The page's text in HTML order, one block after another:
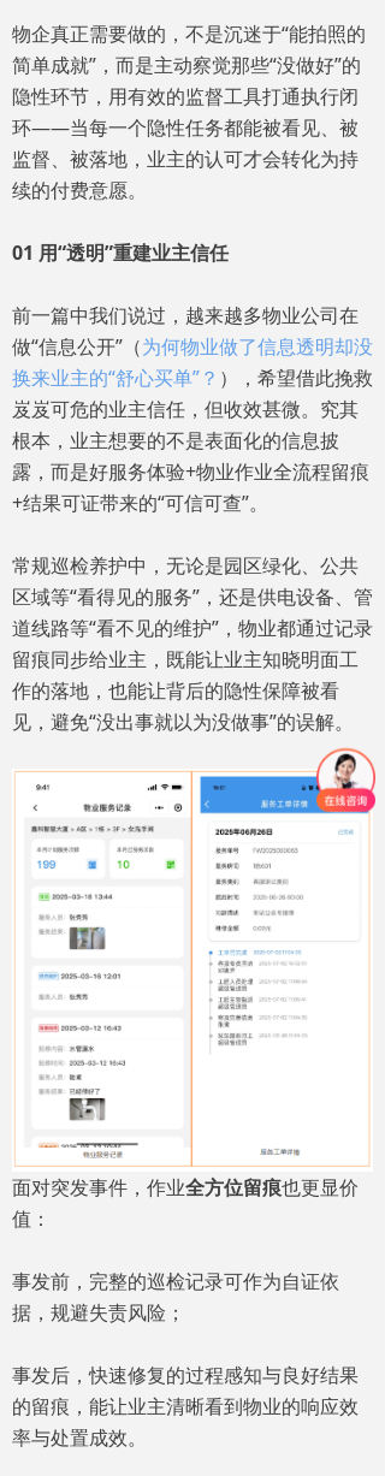
物企真正需要做的，不是沉迷于“能拍照的
简单成就”，而是主动察觉那些“没做好”的
隐性环节，用有效的监督工具打通执行闭
环——当每一个隐性任务都能被看见、被
监督、被落地，业主的认可才会转化为持
续的付费意愿。
01 用“透明”重建业主信任
前一篇中我们说过，越来越多物业公司在
做“信息公开”（为何物业做了信息透明却没
换来业主的“舒心买单”？ ），希望借此挽救
岌岌可危的业主信任，但收效甚微。究其
根本，业主想要的不是表面化的信息披
露，而是好服务体验+物业作业全流程留痕
+结果可证带来的“可信可查”。
常规巡检养护中，无论是园区绿化、公共
区域等“看得见的服务”，还是供电设备、管
道线路等“看不见的维护”，物业都通过记录
留痕同步给业主，既能让业主知晓明面工
作的落地，也能让背后的隐性保障被看
见，避免“没出事就以为没做事”的误解。
面对突发事件，作业全方位留痕也更显价
值：
事发前，完整的巡检记录可作为自证依
据，规避失责风险；
事发后，快速修复的过程感知与良好结果
的留痕，能让业主清晰看到物业的响应效
率与处置成效。